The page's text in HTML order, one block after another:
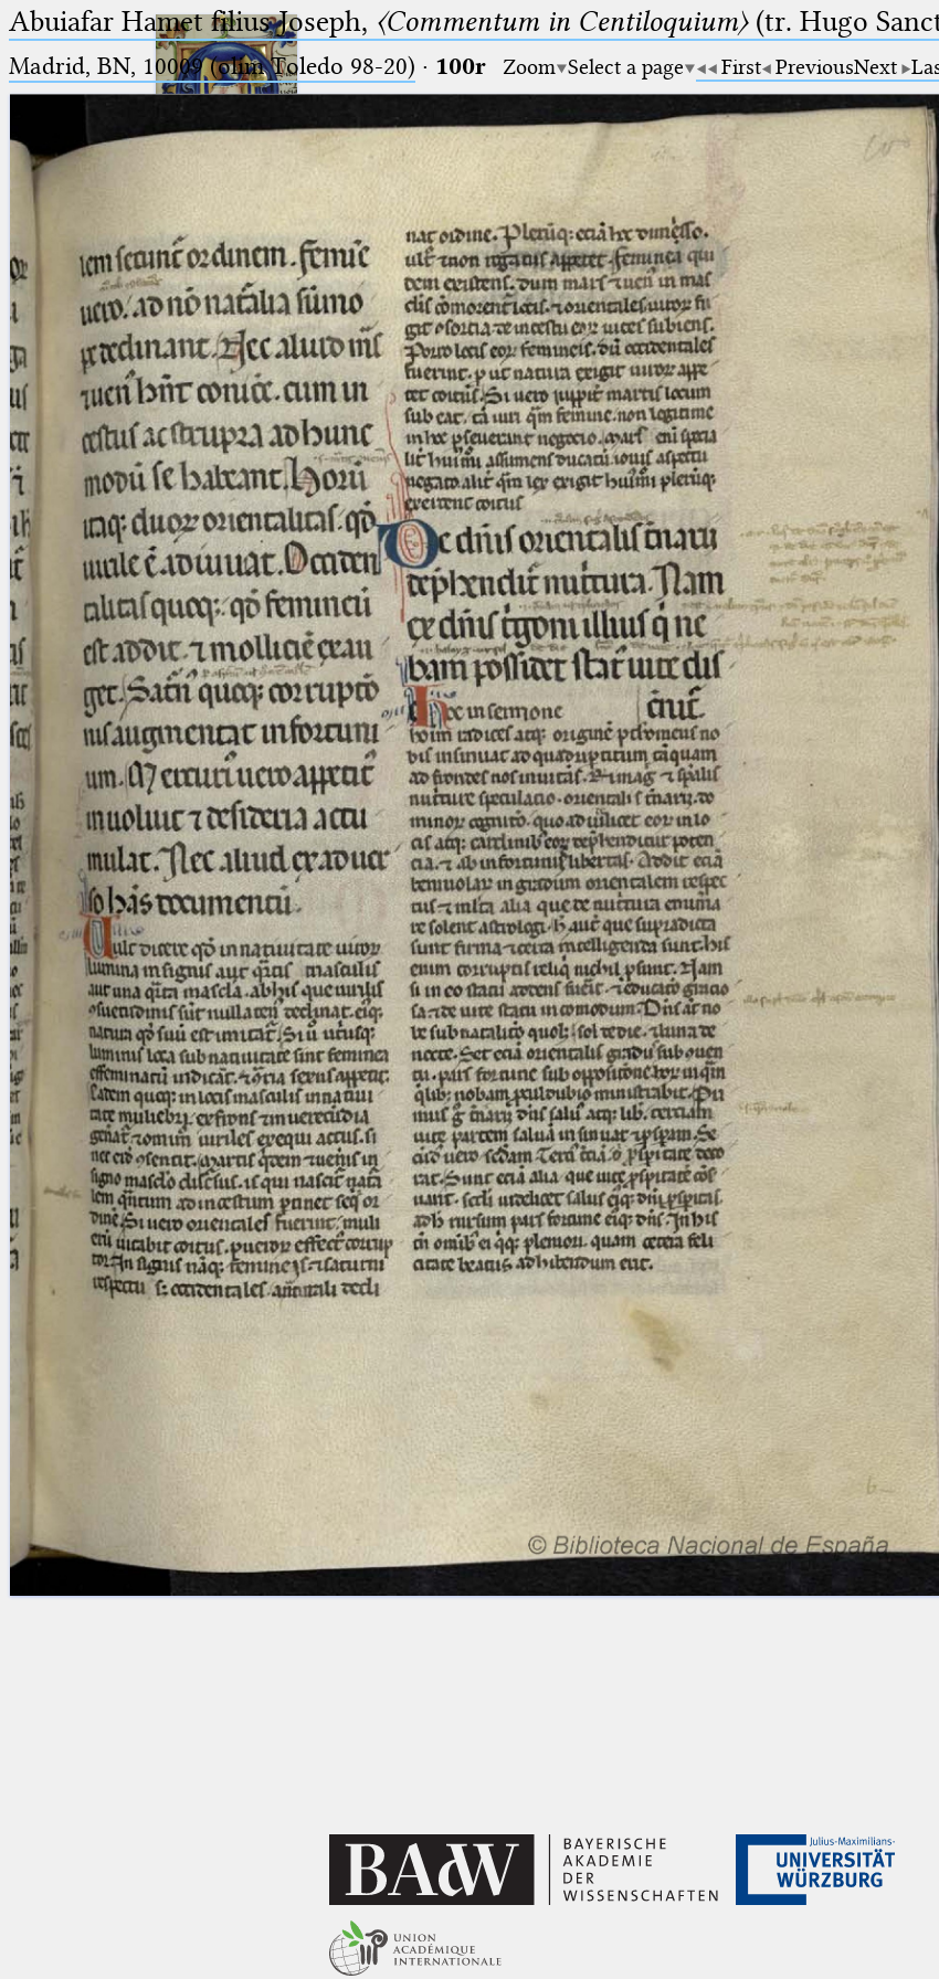
Ptolemaeus
Arabus et Latinus
(the underscore) is the placeholder
for exactly one character.
(the percent sign) is the
placeholder for no, one or more
than one character.
(two percent signs) is the
placeholder for no, one or more
than one character, but not for
blank space (so that a search ends
at word boundaries).
🔎︎
Start
Project
Team
News
Jobs
Publications
Conference
Arabic Works
Arabic Manuscripts
Latin Works
Latin Manuscripts
Latin Early Prints
Images
Texts
betaGlossary
Resources
Licenses·FAQ·Contact·
Impressum·Privacy· 2013
Print 🖨
Abuiafar Hamet filius Joseph, 〈Commentum in Centiloquium〉(tr. Hugo
Madrid, BN, 10009 (olim Toledo 98-20) · 100r Zoom Select a page First PreviousNext